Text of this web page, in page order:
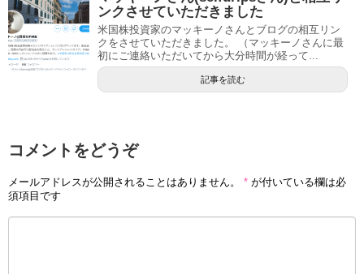
ンクさせていただきました
米国株投資家のマッキーノさんとブログの相互リン
クをさせていただきました。 （マッキーノさんに最
初にご連絡いただいてから大分時間が経って...
記事を読む
コメントをどうぞ
メールアドレスが公開されることはありません。 * が付いている欄は必
須項目です